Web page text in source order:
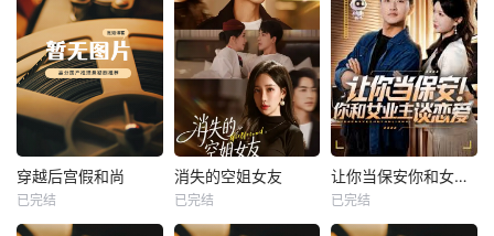
热播
穿越后宫假和尚
已完结
热播
消失的空姐女友
已完结
热播 让你当保安你和女业主谈恋爱
已完结